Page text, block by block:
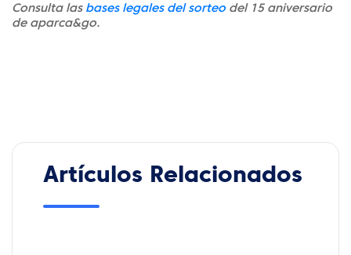
Consulta las bases legales del sorteodel 15 aniversario
de aparca&go.
Artículos Relacionados